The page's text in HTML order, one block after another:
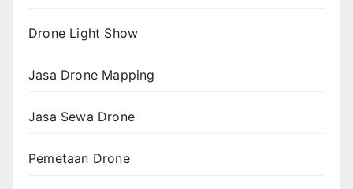
Drone Light Show
Jasa Drone Mapping
Jasa Sewa Drone
Pemetaan Drone